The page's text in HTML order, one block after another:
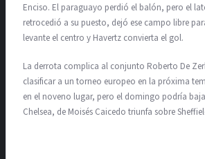
Enciso. El paraguayo perdió el balón, pero el
retrocedió a su puesto, dejó ese campo libre
levante el centro y Havertz convierta el gol.
La derrota complica al conjunto Roberto De
clasificar a un torneo europeo en la próxima
en el noveno lugar, pero el domingo podría
Chelsea, de Moisés Caicedo triunfa sobre